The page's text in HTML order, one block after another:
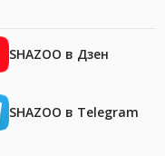
SHAZOO в Дзен
SHAZOO в Telegram